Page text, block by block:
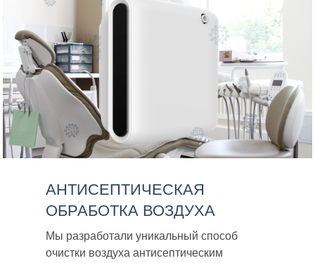
АНТИСЕПТИЧЕСКАЯ
ОБРАБОТКА ВОЗДУХА
Мы разработали уникальный способ
очистки воздуха антисептическим